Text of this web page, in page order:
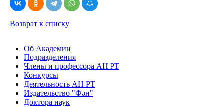
Возврат к списку
Об Академии
Подразделения
Члены и профессора АН РТ
Конкурсы
Деятельность АН РТ
Издательство "Фән"
Доктора наук